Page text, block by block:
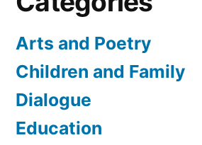
Arts and Poetry
Children and Family
Dialogue
Education